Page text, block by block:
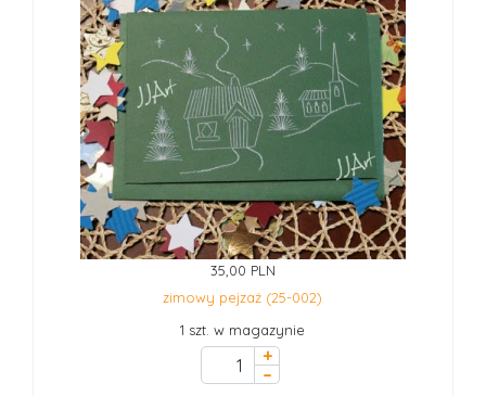
35,00 PLN
zimowy pejzaż (25-002)
1 szt. w magazynie
+
–